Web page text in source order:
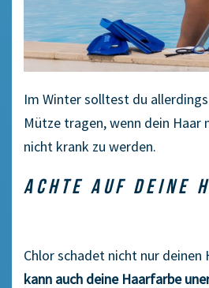
Im Winter solltest du
Mütze tragen, wenn dein Haar
nicht krank zu werden.
ACHTE AUF DEINE
Chlor schadet nicht nur deinen
kann auch deine Haarfarbe